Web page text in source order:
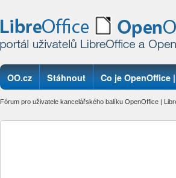
OO.cz Stáhnout Co je OpenOffice
Fórum pro uživatele kancelářského balíku OpenOffice |